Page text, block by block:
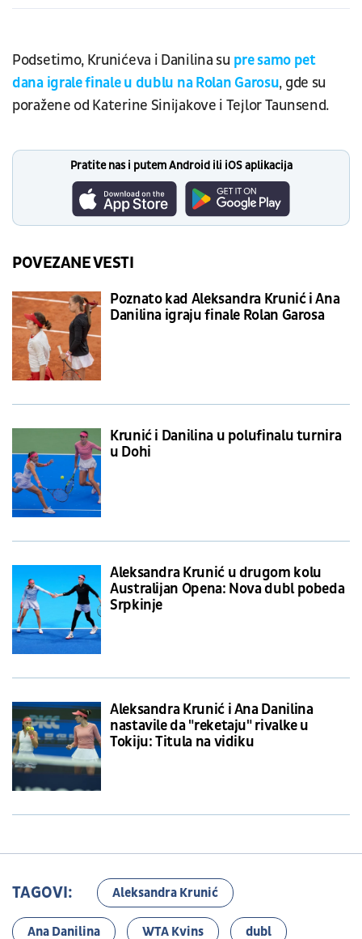
Podsetimo, Krunićeva i Danilina su pre samo pet
dana igrale finale u dublu na Rolan Garosu, gde su
poražene od Katerine Sinijakove i Tejlor Taunsend.
Pratite nas i putem Android ili iOS aplikacija
POVEZANE VESTI
Poznato kad Aleksandra Krunić i Ana
Danilina igraju finale Rolan Garosa
Krunić i Danilina u polufinalu turnira
u Dohi
Aleksandra Krunić u drugom kolu
Australijan Opena: Nova dubl pobeda
Srpkinje
Aleksandra Krunić i Ana Danilina
nastavile da "reketaju" rivalke u
Tokiju: Titula na vidiku
TAGOVI: Aleksandra Krunić
Ana Danilina WTA Kvins dubl